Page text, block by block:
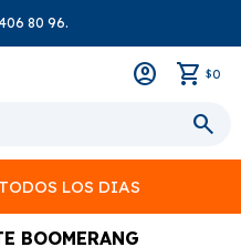
80 96.
$0
TODOS LOS DIAS
BOOMERANG